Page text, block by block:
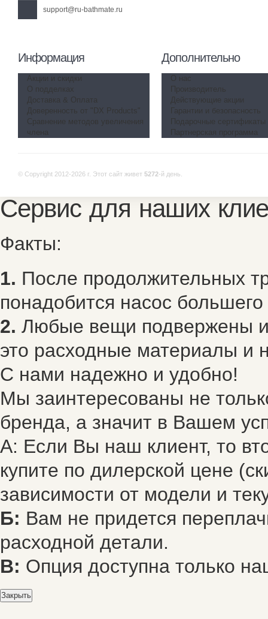
support@ru-bathmate.ru
Информация
Акции и скидки
О подделках
Доставка & Оплата
Доверенность от "DX Products"
Сравнение методов увеличения
члена
Дополнительно
О нас
Производитель
Действующие акции
Гарантии и безопасность
Подарочные сертификаты
Партнерская программа
© Copyright 2012-2026 г. Этот сайт живет 5272-й день.
Сервис для наших
Факты:
1. После продолжительных
понадобится насос
2. Любые вещи подвержены
это расходные материалы и
С нами надежно и удобно!
Мы заинтересованы не
бренда, а значит в Вашем
А: Если Вы наш клиент, то
купите по дилерской цене
зависимости от модели и
Б: Вам не придется
расходной детали.
В: Опция доступна только
Закрыть